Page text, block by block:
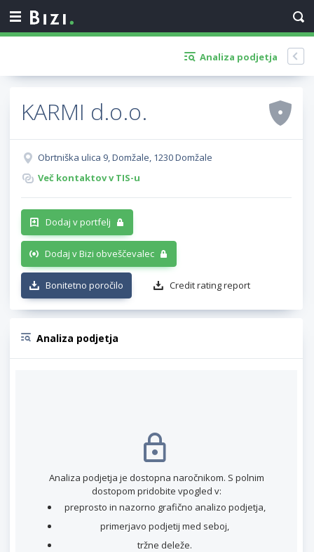
Analiza podjetja
KARMI d.o.o.
Obrtniška ulica 9, Domžale, 1230 Domžale
Več kontaktov v TIS-u
Dodaj v portfelj
Dodaj v Bizi obveščevalec
Bonitetno poročilo Credit rating report
Analiza podjetja
Analiza podjetja je dostopna naročnikom. S polnim
dostopom pridobite vpogled v:
preprosto in nazorno grafično analizo podjetja,
primerjavo podjetij med seboj,
tržne deleže.